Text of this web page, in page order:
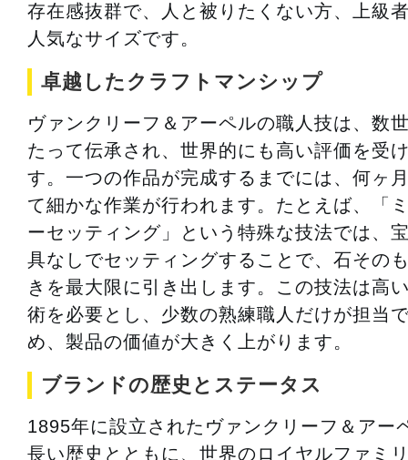
存在感抜群で、人と被りたくない方、上級
人気なサイズです。
卓越したクラフトマンシップ
ヴァンクリーフ＆アーペルの職人技は、数
たって伝承され、世界的にも高い評価を受
す。一つの作品が完成するまでには、何ヶ
て細かな作業が行われます。たとえば、「
ーセッティング」という特殊な技法では、
具なしでセッティングすることで、石その
きを最大限に引き出します。この技法は高
術を必要とし、少数の熟練職人だけが担当
め、製品の価値が大きく上がります。
ブランドの歴史とステータス
1895年に設立されたヴァンクリーフ＆アー
長い歴史とともに、世界のロイヤルファミ